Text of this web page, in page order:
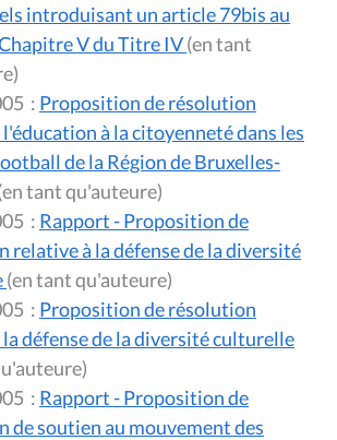
introduisant un article 79bis au
V du Titre IV(en tant
: Proposition de résolution
à la citoyenneté dans les
de la Région de Bruxelles-
(en tant qu'auteure)
: Rapport - Proposition de
relative à la défense de la diversité
(en tant qu'auteure)
: Proposition de résolution
défense de la diversité culturelle
tant qu'auteure)
: Rapport - Proposition de
de soutien au mouvement des